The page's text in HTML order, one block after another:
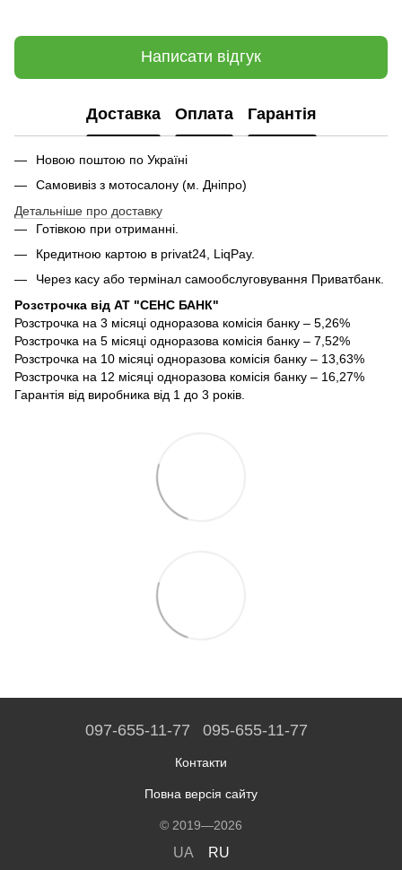
Написати відгук
Доставка Оплата Гарантія
Новою поштою по Україні
Самовивіз з мотосалону (м. Дніпро)
Детальніше про доставку
Готівкою при отриманні.
Кредитною картою в privat24, LiqPay.
Через касу або термінал самообслуговування Приватбанк.
Розстрочка від АТ "СЕНС БАНК"
Розстрочка на 3 місяці одноразова комісія банку – 5,26%
Розстрочка на 5 місяці одноразова комісія банку – 7,52%
Розстрочка на 10 місяці одноразова комісія банку – 13,63%
Розстрочка на 12 місяці одноразова комісія банку – 16,27%
Гарантія від виробника від 1 до 3 років.
097-655-11-77 095-655-11-77
Контакти
Повна версія сайту
© 2019—2026
UA RU